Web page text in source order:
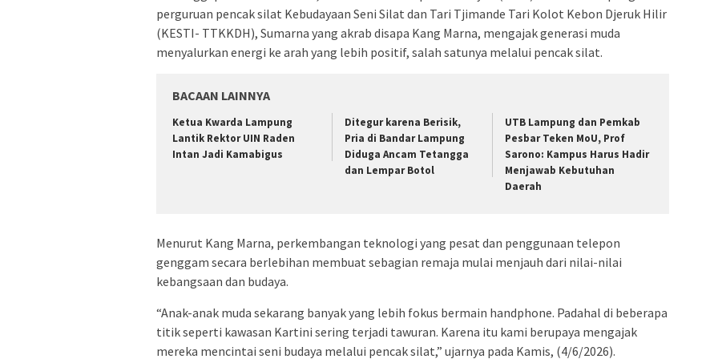
perguruan pencak silat Kebudayaan Seni Silat dan Tari Tjimande Tari Kolot Kebon Djeruk Hilir
(KESTI- TTKKDH), Sumarna yang akrab disapa Kang Marna, mengajak generasi muda
menyalurkan energi ke arah yang lebih positif, salah satunya melalui pencak silat.
BACAAN LAINNYA
Ketua Kwarda Lampung
Lantik Rektor UIN Raden
Intan Jadi Kamabigus
Ditegur karena Berisik,
Pria di Bandar Lampung
Diduga Ancam Tetangga
dan Lempar Botol
UTB Lampung dan Pemkab
Pesbar Teken MoU, Prof
Sarono: Kampus Harus Hadir
Menjawab Kebutuhan
Daerah
Menurut Kang Marna, perkembangan teknologi yang pesat dan penggunaan telepon
genggam secara berlebihan membuat sebagian remaja mulai menjauh dari nilai-nilai
kebangsaan dan budaya.
“Anak-anak muda sekarang banyak yang lebih fokus bermain handphone. Padahal di beberapa
titik seperti kawasan Kartini sering terjadi tawuran. Karena itu kami berupaya mengajak
mereka mencintai seni budaya melalui pencak silat,” ujarnya pada Kamis, (4/6/2026).